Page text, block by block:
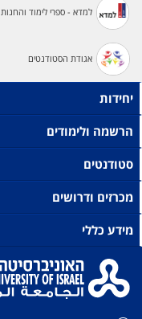
למדא - ספרי לימוד והחנות
אגודת הסטודנטים
יחידות
הרשמה ולימודים
סטודנטים
מכרזים ודרושים
מידע כללי